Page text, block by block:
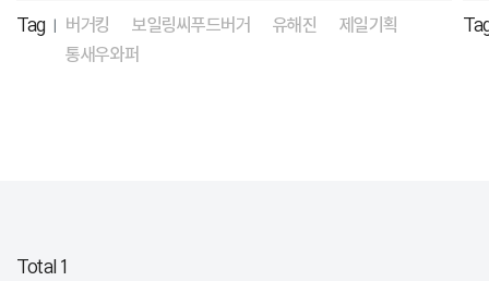
Tag | 버거킹 보일링씨푸드버거 유해진
제일기획
통새우와퍼
Total 1